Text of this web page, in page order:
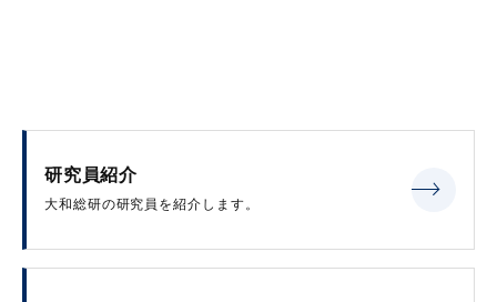
研究員紹介
大和総研の研究員を紹介します。